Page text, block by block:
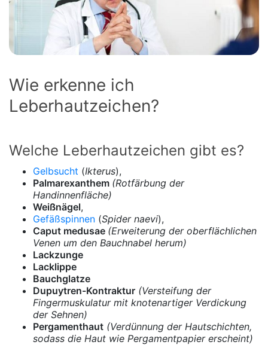
Wie erkenne ich
Leberhautzeichen?
Welche Leberhautzeichen gibt es?
Gelbsucht (Ikterus),
Palmarexanthem (Rotfärbung der
Handinnenfläche)
Weißnägel,
Gefäßspinnen (Spider naevi),
Caput medusae (Erweiterung der oberflächlichen
Venen um den Bauchnabel herum)
Lackzunge
Lacklippe
Bauchglatze
Dupuytren-Kontraktur (Versteifung der
Fingermuskulatur mit knotenartiger Verdickung
der Sehnen)
Pergamenthaut (Verdünnung der Hautschichten,
sodass die Haut wie Pergamentpapier erscheint)